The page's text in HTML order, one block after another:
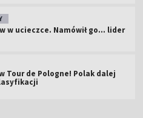
w ucieczce. Namówił go... lider
Tour de Pologne! Polak dalej